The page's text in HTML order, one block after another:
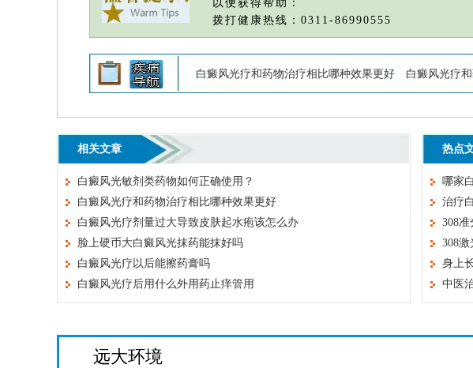
以便获得帮助：
拨打健康热线：0311-86990555
白癜风光疗和药物治疗相比哪种效果更好 白癜风光疗
相关文章
白癜风光敏剂类药物如何正确使用？
白癜风光疗和药物治疗相比哪种效果更好
白癜风光疗剂量过大导致皮肤起水疱该怎么办
脸上硬币大白癜风光抹药能抹好吗
白癜风光疗以后能擦药膏吗
白癜风光疗后用什么外用药止痒管用
热点
哪家
治疗
308
308
身上
中医
远大环境